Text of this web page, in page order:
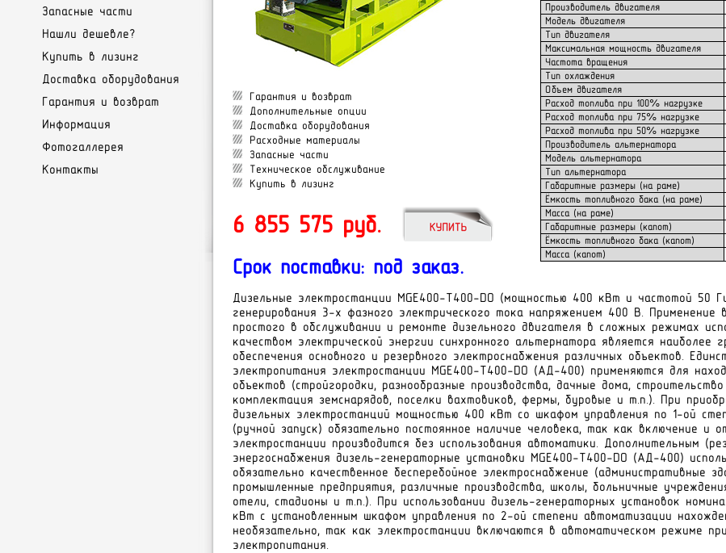
Запасные части
Нашли дешевле?
Купить в лизинг
Доставка оборудования
Гарантия и возврат
Информация
Фотогаллерея
Контакты
Гарантия и возврат
Дополнительные опции
Доставка оборудования
Расходные материалы
Запасные части
Техническое обслуживание
Купить в лизинг
6 855 575 руб.
Срок поставки: под заказ.
Производитель двигателя
Модель двигателя
Тип двигателя
Максимальная мощность двигателя
Частота вращения
Тип охлаждения
Объем двигателя
Расход топлива при 100% нагрузке
Расход топлива при 75% нагрузке
Расход топлива при 50% нагрузке
Производитель альтернатора
Модель альтернатора
Тип альтернатора
Габаритные размеры (на раме)
Ёмкость топливного бака (на раме)
Масса (на раме)
Габаритные размеры (капот)
Ёмкость топливного бака (капот)
Масса (капот)
Дизельные электростанции MGE400-Т400-DO (мощностью 400 кВт и частотой 50
генерирования 3-х фазного электрического тока напряжением 400 В. Применение
простого в обслуживании и ремонте дизельного двигателя в сложных режимах
качеством электрической энергии синхронного альтернатора является наиболее
обеспечения основного и резервного электроснабжения различных объектов.
электропитания электростанции MGE400-Т400-DO (АД-400) применяются для
объектов (стройгородки, разнообразные производства, дачные дома,
комплектация земснарядов, поселки вахтовиков, фермы, буровые и т.п.). При
дизельных электростанций мощностью 400 кВт со шкафом управления по 1-ой
(ручной запуск) обязательно постоянное наличие человека, так как включение и
электростанции производится без использования автоматики. Дополнительным
энергоснабжения дизель-генераторные установки MGE400-Т400-DO (АД-400)
обязательно качественное бесперебойное электроснабжение (административные
промышленные предприятия, различные производства, школы, больничные
отели, стадионы и т.п.). При использовании дизель-генераторных установок
кВт с установленным шкафом управления по 2-ой степени автоматизации
необязательно, так как электростанции включаются в автоматическом режиме
электропитания.